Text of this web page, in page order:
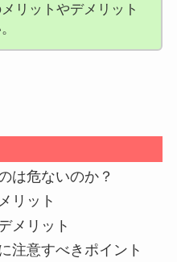
リットやデメリット
は危ないのか？
リット
メリット
注意すべきポイント